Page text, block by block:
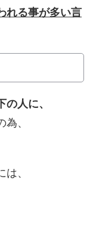
れる事が多い言
人に、
為、
、